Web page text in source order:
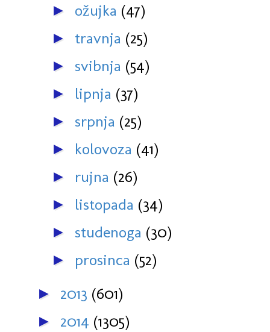
► ožujka (47)
► travnja (25)
► svibnja (54)
► lipnja (37)
► srpnja (25)
► kolovoza (41)
► rujna (26)
► listopada (34)
► studenoga (30)
► prosinca (52)
► 2013 (601)
► 2014 (1305)